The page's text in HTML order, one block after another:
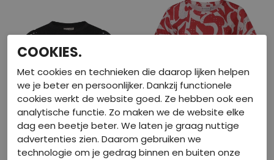
40-50-60% korting 40-50-60% korting
COOKIES.
Met cookies en technieken die daarop lijken helpen
we je beter en persoonlijker. Dankzij functionele
cookies werkt de website goed. Ze hebben ook een
analytische functie. Zo maken we de website elke
dag een beetje beter. We laten je graag nuttige
advertenties zien. Daarom gebruiken we
technologie om je gedrag binnen en buiten onze